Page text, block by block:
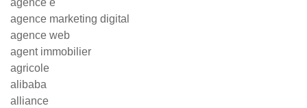
agence e
agence marketing digital
agence web
agent immobilier
agricole
alibaba
alliance